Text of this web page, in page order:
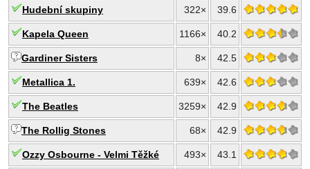
Hudební skupiny 322× 39.6
Kapela Queen 1166× 40.2
Gardiner Sisters 8× 42.5
Metallica 1. 639× 42.6
The Beatles 3259× 42.9
The Rollig Stones 68× 42.9
Ozzy Osbourne - Velmi Těžké 493× 43.1